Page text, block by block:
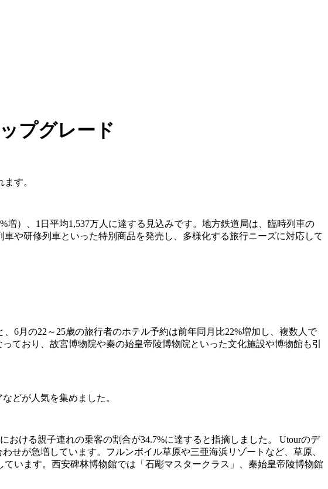
プグレード
す。
）、1日平均1,537万人に達する見込みです。地方鉄道局は、臨時列車の
や研修列車といった特別商品を発売し、多様化する旅行ニーズに対応して
6月の22～25歳の旅行者のホテル予約は前年同月比22%増加し、複数人で
ており、故宮博物院や秦の始皇帝陵博物院といった文化施設や博物館も引
どが人気を集めました。
ける親子連れの乗客の割合が34.7%に達すると指摘しました。 Utourのデ
せが急増しています。フルンボイル草原や三亜海浜リゾートなど、草原、
います。西安碑林博物館では「石彫マスタークラス」、秦始皇帝陵博物館